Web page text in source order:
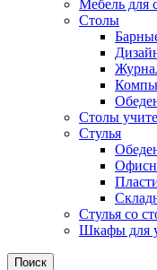
Мебель для
Столы
Столы
Стулья
Стулья со
Шкафы для
Поиск